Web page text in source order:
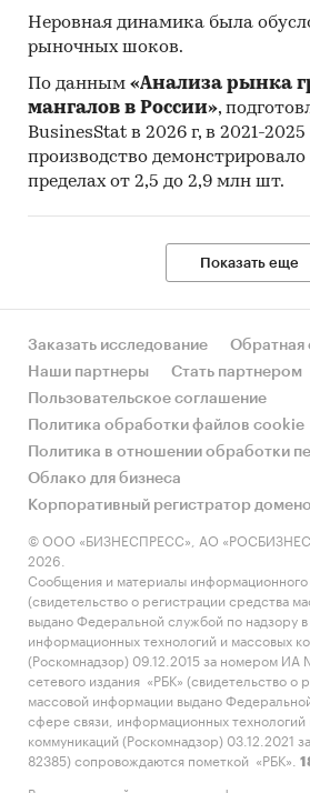
Неровная динамика была
рыночных шоков.
По данным «Анализа рынка
мангалов в России»,
BusinesStat в 2026 г, в 2021-2025
производство демонстрировало
пределах от 2,5 до 2,9 млн шт.
Показать еще
Заказать исследование
Обратная
Наши партнеры
Стать партнером
Пользовательское соглашение
Политика обработки файлов cookie
Политика в отношении обработки
Облако для бизнеса
Корпоративный регистратор
© ООО «БИЗНЕСПРЕСС», АО
2026.
Сообщения и материалы информационного
(свидетельство о регистрации средства
выдано Федеральной службой по надзору в
информационных технологий и массовых
(Роскомнадзор) 09.12.2015 за номером
сетевого издания «РБК» (свидетельство о
массовой информации выдано
сфере связи, информационных технологий
коммуникаций (Роскомнадзор)
82385) сопровождаются пометкой «РБК».